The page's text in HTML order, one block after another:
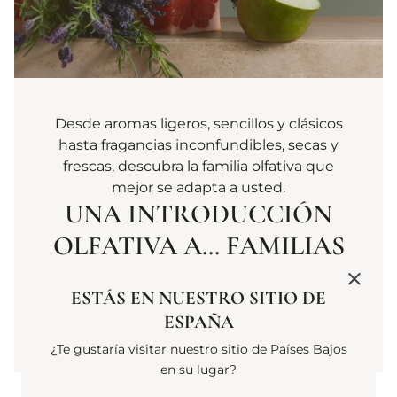
UNA INTRODUCCIÓN
OLFATIVA A… FAMILIAS
Desde aromas ligeros, sencillos y clásicos
hasta fragancias inconfundibles, secas y
frescas, descubra la familia olfativa que
mejor se adapta a usted.
MÁS INFORMACIÓN
ESTÁS EN NUESTRO SITIO DE
ESPAÑA
¿Te gustaría visitar nuestro sitio de Países Bajos
en su lugar?